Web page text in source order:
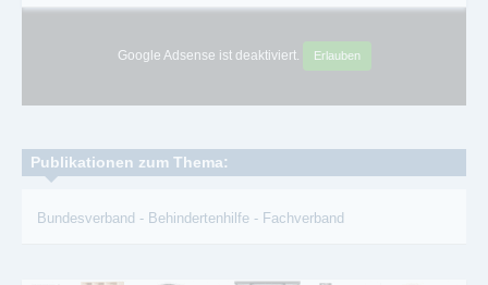
Google Adsense ist deaktiviert. Erlauben
Publikationen zum Thema:
Bundesverband - Behindertenhilfe - Fachverband